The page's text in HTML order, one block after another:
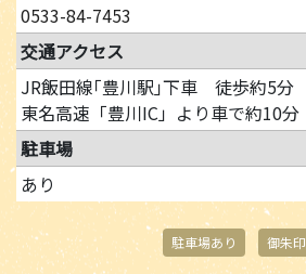
0533-84-7453
交通アクセス
JR飯田線｢豊川駅｣下車 徒歩約5分
東名高速「豊川IC」より車で約10分
駐車場
あり
駐車場あり 御朱印